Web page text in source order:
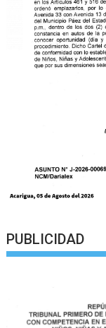
PUBLICIDAD